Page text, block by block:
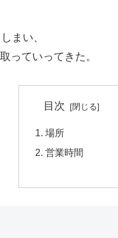
まい、
っていってきた。
目次
場所
営業時間